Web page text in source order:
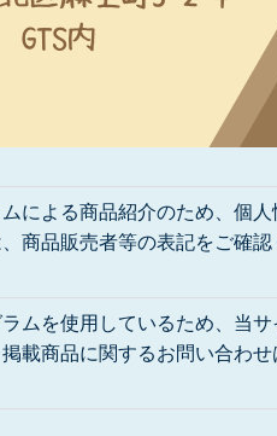
による商品紹介のため、個人
商品販売者等の表記をご確認
ムを使用しているため、当
載商品に関するお問い合わ